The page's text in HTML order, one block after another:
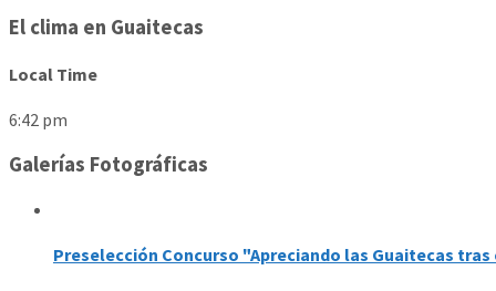
El clima en Guaitecas
Local Time
6:42 pm
Galerías Fotográficas
Preselección Concurso "Apreciando las Guaitecas